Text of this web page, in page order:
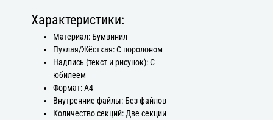
Характеристики:
Материал: Бумвинил
Пухлая/Жёсткая: С поролоном
Надпись (текст и рисунок): С
юбилеем
Формат: А4
Внутренние файлы: Без файлов
Количество секций: Две секции